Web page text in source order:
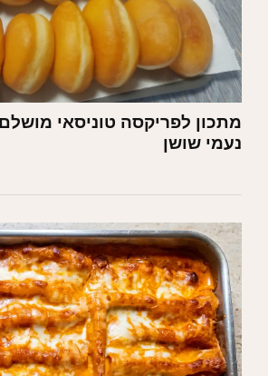
מתכון לפריקסה טוניסאי מושלם
נעמי שושן